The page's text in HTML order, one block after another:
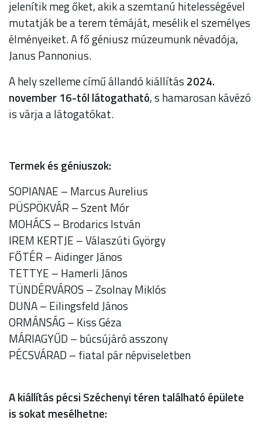
jelenítik meg őket, akik a szemtanú hitelességével
mutatják be a terem témáját, mesélik el személyes
élményeiket. A fő géniusz múzeumunk névadója,
Janus Pannonius.
A hely szelleme című állandó kiállítás 2024.
november 16-tól látogatható, s hamarosan kávézó
is várja a látogatókat.
Termek és géniuszok:
SOPIANAE – Marcus Aurelius
PÜSPÖKVÁR – Szent Mór
MOHÁCS – Brodarics István
IREM KERTJE – Válaszúti György
FŐTÉR – Aidinger János
TETTYE – Hamerli János
TÜNDÉRVÁROS – Zsolnay Miklós
DUNA – Eilingsfeld János
ORMÁNSÁG – Kiss Géza
MÁRIAGYŰD – búcsújáró asszony
PÉCSVÁRAD – fiatal pár népviseletben
A kiállítás pécsi Széchenyi téren található épülete
is sokat mesélhetne: